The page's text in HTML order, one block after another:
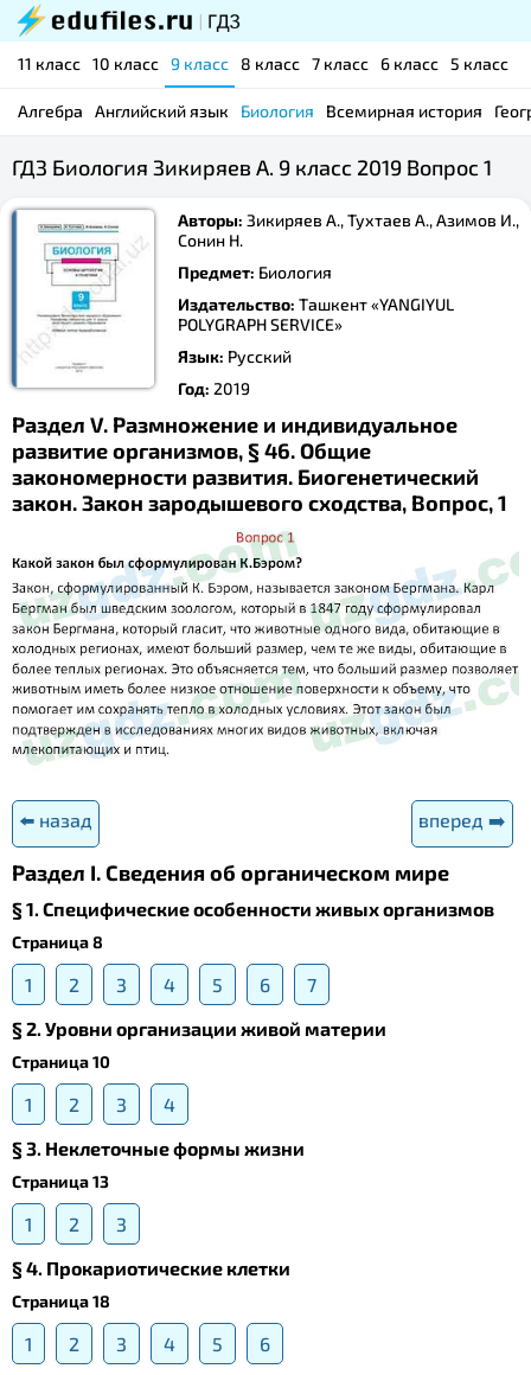
11 класс 10 класс 9 класс 8 класс 7 класс 6 класс 5 класс
Алгебра Английский язык Биология Всемирная история
ГДЗ Биология Зикиряев А. 9 класс 2019 Вопрос 1
Авторы: Зикиряев А., Тухтаев А., Азимов И.,
Сонин Н.
Предмет: Биология
Издательство: Ташкент «YANGIYUL
POLYGRAPH SERVICE»
Язык: Русский
Год: 2019
Раздел V. Размножение и индивидуальное
развитие организмов, § 46. Общие
закономерности развития. Биогенетический
закон. Закон зародышевого сходства, Вопрос, 1
⬅️ назад вперед ➡️
Раздел I. Сведения об органическом мире
§ 1. Специфические особенности живых организмов
Страница 8
1 2 3 4 5 6
7
§ 2. Уровни организации живой материи
Страница 10
1 2 3
4
§ 3. Неклеточные формы жизни
Страница 13
1 2
3
§ 4. Прокариотические клетки
Страница 18
1 2 3 4 5
6